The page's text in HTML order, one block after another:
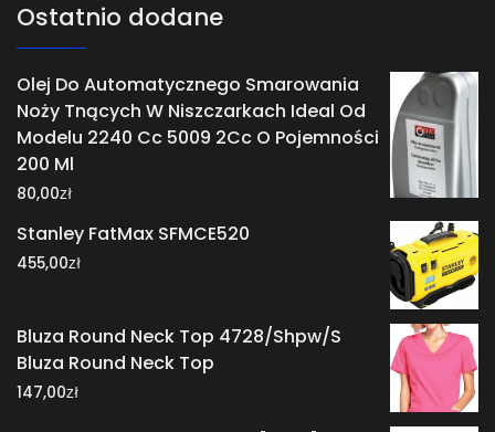
Ostatnio dodane
Olej Do Automatycznego Smarowania
Noży Tnących W Niszczarkach Ideal Od
Modelu 2240 Cc 5009 2Cc O Pojemności
200 Ml
80,00zł
Stanley FatMax SFMCE520
455,00zł
Bluza Round Neck Top 4728/Shpw/S
Bluza Round Neck Top
147,00zł